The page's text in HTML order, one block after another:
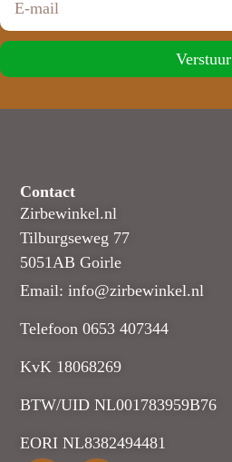
Verstuur
Contact
Zirbewinkel.nl
Tilburgseweg 77
5051AB Goirle
Email: info@zirbewinkel.nl
Telefoon 0653 407344
KvK 18068269
BTW/UID NL001783959B76
EORI NL8382494481